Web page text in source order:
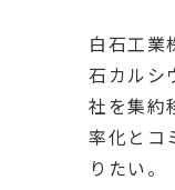
白石工業
石カルシ
社を集約
率化とコ
りたい。